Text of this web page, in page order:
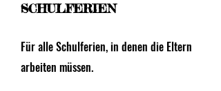
SCHULFERIEN
Für alle Schulferien, in denen die Eltern
arbeiten müssen.